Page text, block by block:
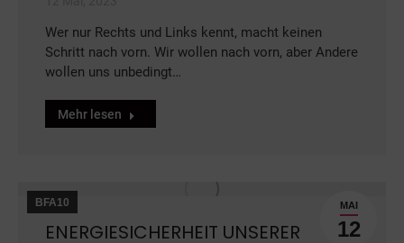
Wer nur Rechts und Links kennt, macht keinen
Schritt nach vorn. Wir wollen nach vorn, aber Andere
wollen uns unbedingt…
Mehr lesen
MAI
12
BFA10
ENERGIESICHERHEIT UNSERER